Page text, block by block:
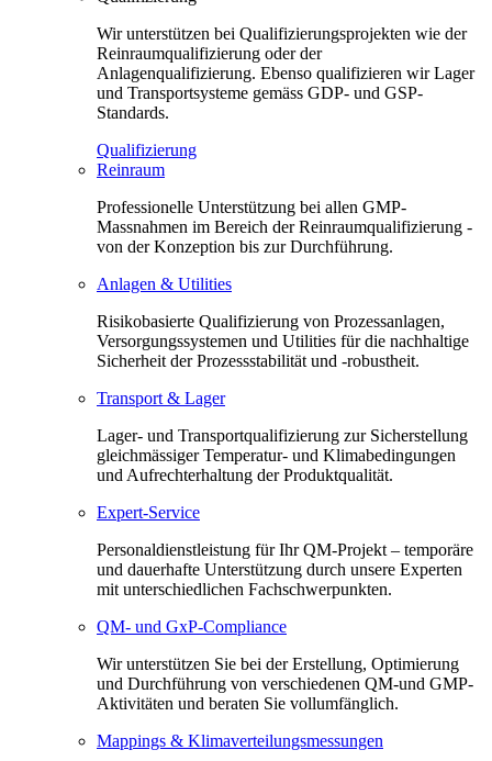
Wir unterstützen bei Qualifizierungsprojekten wie der
Reinraumqualifizierung oder der
Anlagenqualifizierung. Ebenso qualifizieren wir Lager
und Transportsysteme gemäss GDP- und GSP-
Standards.
Qualifizierung
Reinraum
Professionelle Unterstützung bei allen GMP-
Massnahmen im Bereich der Reinraumqualifizierung -
von der Konzeption bis zur Durchführung.
Anlagen & Utilities
Risikobasierte Qualifizierung von Prozessanlagen,
Versorgungssystemen und Utilities für die nachhaltige
Sicherheit der Prozessstabilität und -robustheit.
Transport & Lager
Lager- und Transportqualifizierung zur Sicherstellung
gleichmässiger Temperatur- und Klimabedingungen
und Aufrechterhaltung der Produktqualität.
Expert-Service
Personaldienstleistung für Ihr QM-Projekt – temporäre
und dauerhafte Unterstützung durch unsere Experten
mit unterschiedlichen Fachschwerpunkten.
QM- und GxP-Compliance
Wir unterstützen Sie bei der Erstellung, Optimierung
und Durchführung von verschiedenen QM-und GMP-
Aktivitäten und beraten Sie vollumfänglich.
Mappings & Klimaverteilungsmessungen